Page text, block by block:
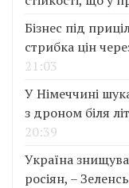
Бізнес під
стрибка цін
21:03
У Німеччині
з дроном біля
20:39
Україна
росіян, –